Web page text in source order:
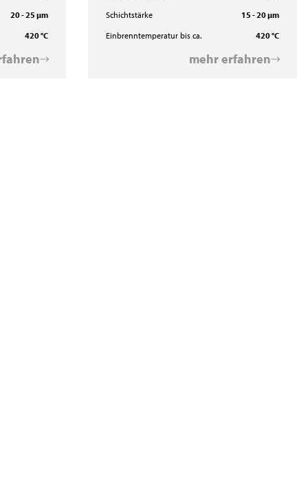
20 - 25 µm
420 °C
Schichtstärke
15 - 20 µm
Einbrenntemperatur bis ca.
420 °C
mehr erfahren